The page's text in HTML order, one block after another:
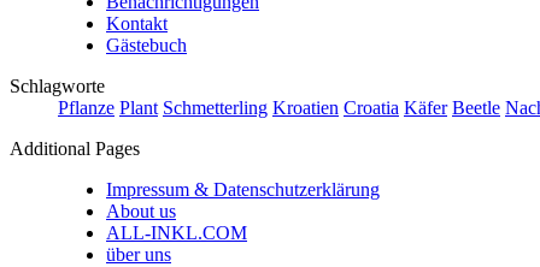
Kontakt
Gästebuch
Schlagworte
Pflanze Plant Schmetterling Kroatien Croatia Käfer Beetle
Additional Pages
Impressum & Datenschutzerklärung
About us
ALL-INKL.COM
über uns